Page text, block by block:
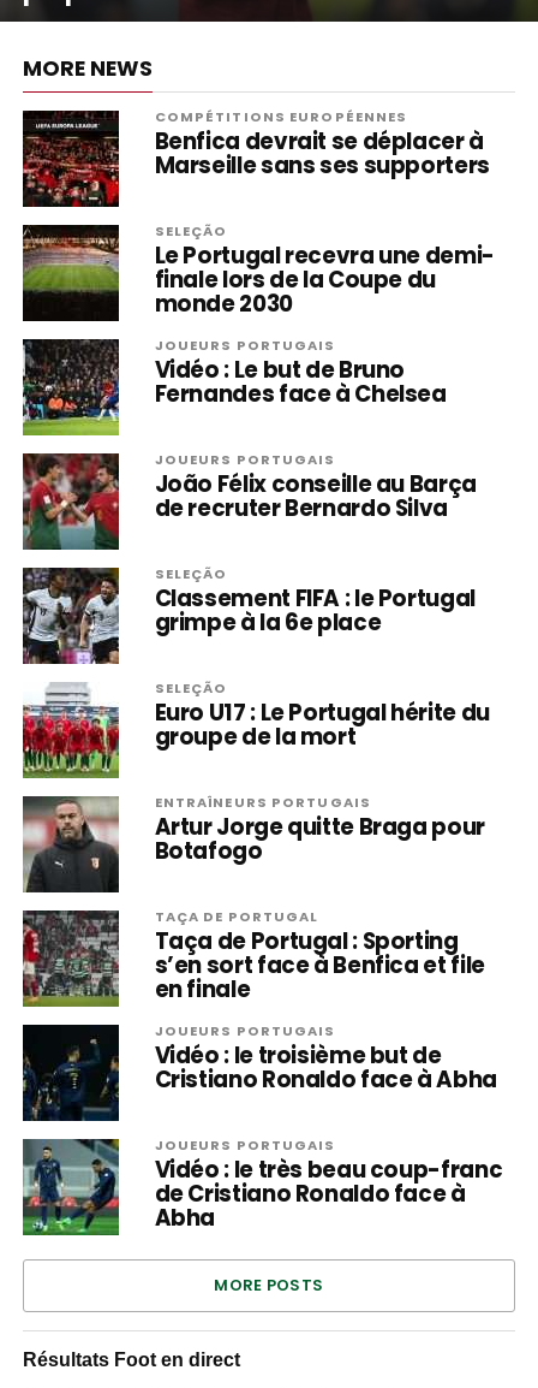
MORE NEWS
COMPÉTITIONS EUROPÉENNES
Benfica devrait se déplacer à
Marseille sans ses supporters
SELEÇÃO
Le Portugal recevra une demi-
finale lors de la Coupe du
monde 2030
JOUEURS PORTUGAIS
Vidéo : Le but de Bruno
Fernandes face à Chelsea
JOUEURS PORTUGAIS
João Félix conseille au Barça
de recruter Bernardo Silva
SELEÇÃO
Classement FIFA : le Portugal
grimpe à la 6e place
SELEÇÃO
Euro U17 : Le Portugal hérite du
groupe de la mort
ENTRAÎNEURS PORTUGAIS
Artur Jorge quitte Braga pour
Botafogo
TAÇA DE PORTUGAL
Taça de Portugal : Sporting
s’en sort face à Benfica et file
en finale
JOUEURS PORTUGAIS
Vidéo : le troisième but de
Cristiano Ronaldo face à Abha
JOUEURS PORTUGAIS
Vidéo : le très beau coup-franc
de Cristiano Ronaldo face à
Abha
MORE POSTS
Résultats Foot en direct